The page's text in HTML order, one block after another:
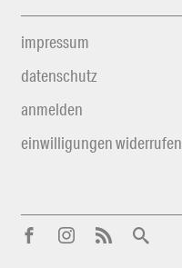
impressum
datenschutz
anmelden
einwilligungen widerrufen